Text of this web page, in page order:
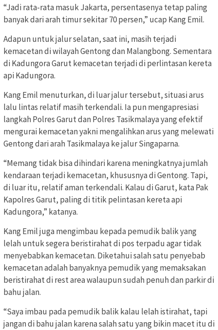
“Jadi rata-rata masuk Jakarta, persentasenya tetap paling
banyak dari arah timur sekitar 70 persen,” ucap Kang Emil.
Adapun untuk jalur selatan, saat ini, masih terjadi
kemacetan di wilayah Gentong dan Malangbong. Sementara
di Kadungora Garut kemacetan terjadi di perlintasan kereta
api Kadungora.
Kang Emil menuturkan, di luar jalur tersebut, situasi arus
lalu lintas relatif masih terkendali. Ia pun mengapresiasi
langkah Polres Garut dan Polres Tasikmalaya yang efektif
mengurai kemacetan yakni mengalihkan arus yang melewati
Gentong dari arah Tasikmalaya ke jalur Singaparna.
“Memang tidak bisa dihindari karena meningkatnya jumlah
kendaraan terjadi kemacetan, khususnya di Gentong. Tapi,
di luar itu, relatif aman terkendali. Kalau di Garut, kata Pak
Kapolres Garut, paling di titik pelintasan kereta api
Kadungora,” katanya.
Kang Emil juga mengimbau kepada pemudik balik yang
lelah untuk segera beristirahat di pos terpadu agar tidak
menyebabkan kemacetan. Diketahui salah satu penyebab
kemacetan adalah banyaknya pemudik yang memaksakan
beristirahat di rest area walaupun sudah penuh dan parkir di
bahu jalan.
“Saya imbau pada pemudik balik kalau lelah istirahat, tapi
jangan di bahu jalan karena salah satu yang bikin macet itu di